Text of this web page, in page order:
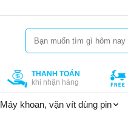
THANH TOÁN
khi nhận hàng
Máy khoan, vặn vít dùng pin